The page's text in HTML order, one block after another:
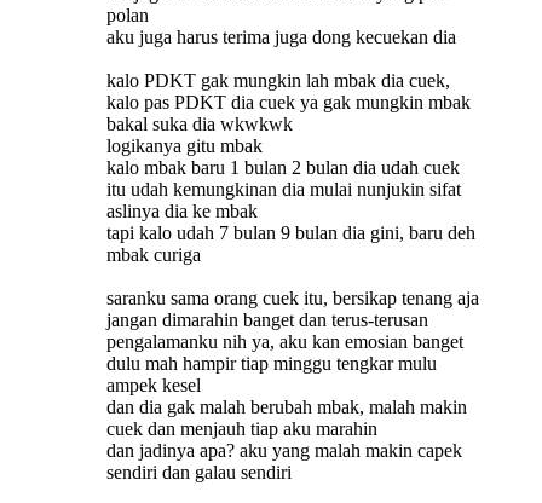
polan
aku juga harus terima juga dong kecuekan dia
kalo PDKT gak mungkin lah mbak dia cuek,
kalo pas PDKT dia cuek ya gak mungkin mbak
bakal suka dia wkwkwk
logikanya gitu mbak
kalo mbak baru 1 bulan 2 bulan dia udah cuek
itu udah kemungkinan dia mulai nunjukin sifat
aslinya dia ke mbak
tapi kalo udah 7 bulan 9 bulan dia gini, baru deh
mbak curiga
saranku sama orang cuek itu, bersikap tenang aja
jangan dimarahin banget dan terus-terusan
pengalamanku nih ya, aku kan emosian banget
dulu mah hampir tiap minggu tengkar mulu
ampek kesel
dan dia gak malah berubah mbak, malah makin
cuek dan menjauh tiap aku marahin
dan jadinya apa? aku yang malah makin capek
sendiri dan galau sendiri